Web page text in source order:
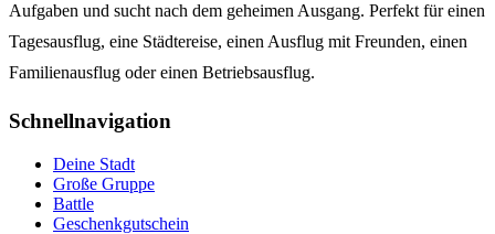
Aufgaben und sucht nach dem geheimen Ausgang. Perfekt für einen
Tagesausflug, eine Städtereise, einen Ausflug mit Freunden, einen
Familienausflug oder einen Betriebsausflug.
Schnellnavigation
Deine Stadt
Große Gruppe
Battle
Geschenkgutschein